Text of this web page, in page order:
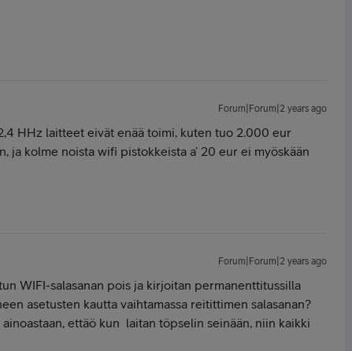
Forum|Forum|2 years ago
HHz laitteet eivät enää toimi, kuten tuo 2.000 eur
ja kolme noista wifi pistokkeista a’ 20 eur ei myöskään
Forum|Forum|2 years ago
WIFI-salasanan pois ja kirjoitan permanenttitussilla
asetusten kautta vaihtamassa reitittimen salasanan?
ettäö kun laitan töpselin seinään, niin kaikki